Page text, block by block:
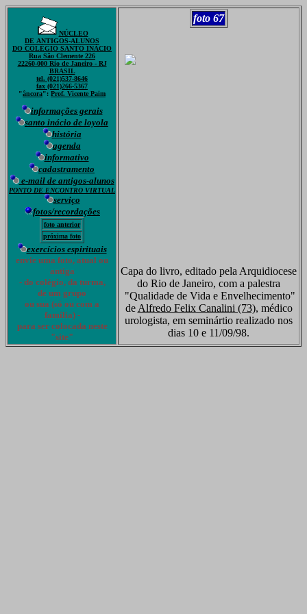
NÚCLEO
DE ANTIGOS-ALUNOS
DO COLÉGIO SANTO INÁCIO
Rua São Clemente 226
22260-000 Rio de Janeiro - RJ
BRASIL
tel. (021)537-8646
fax (021)266-5367
"âncora": Prof. Vicente Paim
informações gerais
santo inácio de loyola
história
agenda
informativo
cadastramento
e-mail de antigos-alunos
PONTO DE ENCONTRO VIRTUAL
serviço
fotos/recordações
foto anterior
próxima foto
exercícios espirituais
envie uma foto, atual ou
antiga
- do colégio, da turma,
de um grupo
ou sua (só ou com a
família) -
para ser colocada neste
"site"
foto 67
Capa do livro, editado pela Arquidiocese
do Rio de Janeiro, com a palestra
"Qualidade de Vida e Envelhecimento"
de Alfredo Felix Canalini (73), médico
urologista, em seminártio realizado nos
dias 10 e 11/09/98.